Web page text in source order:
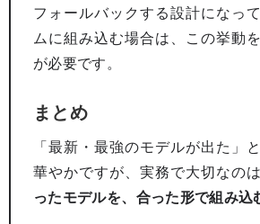
フォールバックする設計になっ
ムに組み込む場合は、この挙動
が必要です。
まとめ
「最新・最強のモデルが出た」
華やかですが、実務で大切なのは
ったモデルを、合った形で組み込